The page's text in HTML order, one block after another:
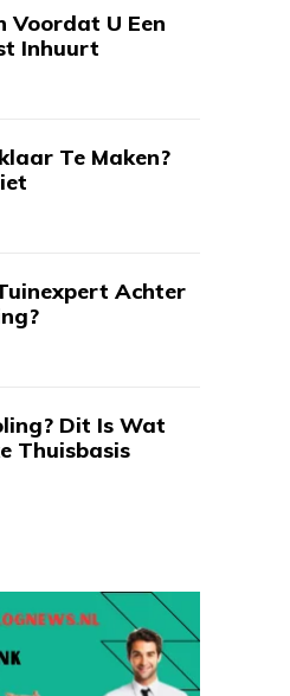
Voordat U Een
Inhuurt
Te Maken?
Achter
Dit Is Wat
Thuisbasis